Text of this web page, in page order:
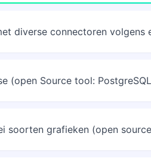
diverse connectoren volgens
(open Source tool:
soorten grafieken (open